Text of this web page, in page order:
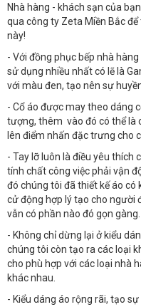
Nhà hàng - khách sạn của
qua công ty Zeta Miền Bắc
này!
- Với đồng phục bếp nhà
sử dụng nhiều nhất có lẽ là
với màu đen, tạo nên sự
- Cổ áo được may theo dáng
tượng, thêm vào đó có thể là
lên điểm nhấn đặc trưng cho
- Tay lỡ luôn là điều yêu thích
tính chất công việc phải vận
đó chúng tôi đã thiết kế áo có
cử động hợp lý tạo cho người
vẫn có phần nào đó gọn gàng.
- Không chỉ dừng lại ở kiểu
chúng tôi còn tạo ra các loại
cho phù hợp với các loại nhà
khác nhau.
- Kiểu dáng áo rộng rãi, tạo